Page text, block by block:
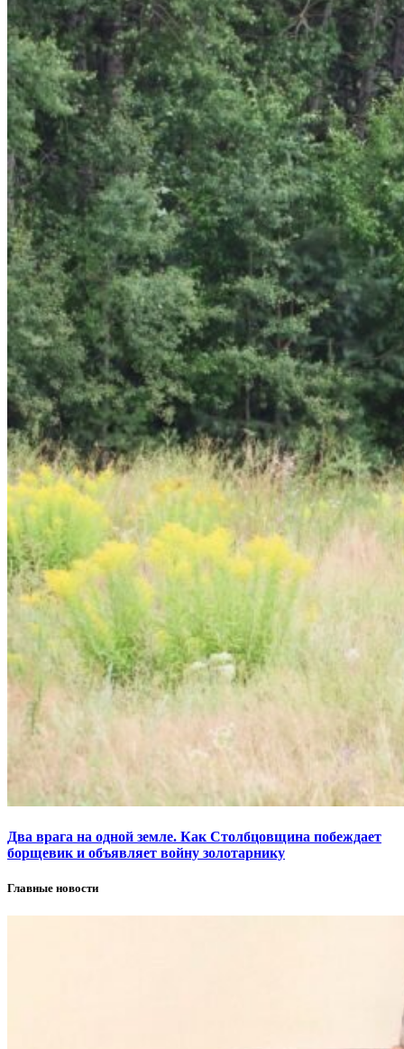
Два врага на одной земле. Как Столбцовщина побеждает
борщевик и объявляет войну золотарнику
Главные новости